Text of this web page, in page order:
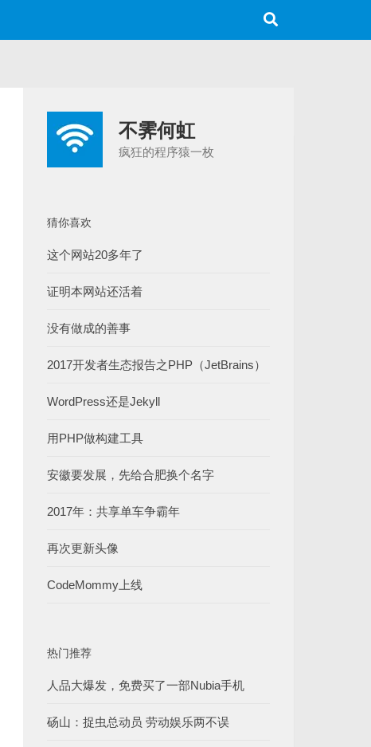
不霁何虹
疯狂的程序猿一枚
猜你喜欢
这个网站20多年了
证明本网站还活着
没有做成的善事
2017开发者生态报告之PHP（JetBrains）
WordPress还是Jekyll
用PHP做构建工具
安徽要发展，先给合肥换个名字
2017年：共享单车争霸年
再次更新头像
CodeMommy上线
热门推荐
人品大爆发，免费买了一部Nubia手机
砀山：捉虫总动员 劳动娱乐两不误